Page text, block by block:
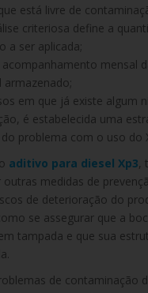
está livre de
criteriosa define a
a ser aplicada;
mensal
armazenado;
em que já existe algum
é estabelecida uma
problema com o uso do
aditivo para diesel Xp3,
medidas de
de deterioração do
se assegurar que a
tampada e que sua
de contaminação